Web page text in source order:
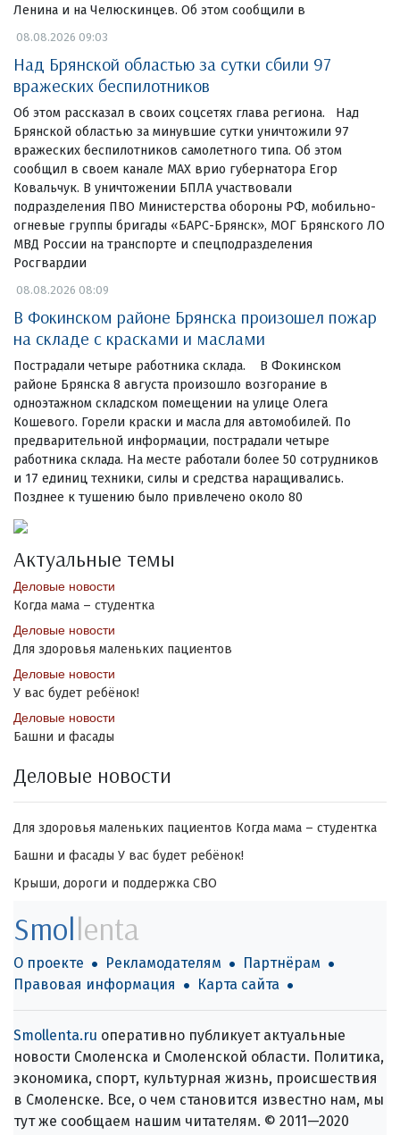
Ленина и на Челюскинцев. Об этом сообщили в
08.08.2026 09:03
Над Брянской областью за сутки сбили 97
вражеских беспилотников
Об этом рассказал в своих соцсетях глава региона. Над
Брянской областью за минувшие сутки уничтожили 97
вражеских беспилотников самолетного типа. Об этом
сообщил в своем канале МАХ врио губернатора Егор
Ковальчук. В уничтожении БПЛА участвовали
подразделения ПВО Министерства обороны РФ, мобильно-
огневые группы бригады «БАРС-Брянск», МОГ Брянского ЛО
МВД России на транспорте и спецподразделения
Росгвардии
08.08.2026 08:09
В Фокинском районе Брянска произошел пожар
на складе с красками и маслами
Пострадали четыре работника склада. В Фокинском
районе Брянска 8 августа произошло возгорание в
одноэтажном складском помещении на улице Олега
Кошевого. Горели краски и масла для автомобилей. По
предварительной информации, пострадали четыре
работника склада. На месте работали более 50 сотрудников
и 17 единиц техники, силы и средства наращивались.
Позднее к тушению было привлечено около 80
Актуальные темы
Деловые новости
Когда мама – студентка
Деловые новости
Для здоровья маленьких пациентов
Деловые новости
У вас будет ребёнок!
Деловые новости
Башни и фасады
Деловые новости
Для здоровья маленьких пациентов Когда мама – студентка
Башни и фасады У вас будет ребёнок!
Крыши, дороги и поддержка СВО
Smollenta
О проекте Рекламодателям
Партнёрам
Правовая информация
Карта сайта
Smollenta.ru оперативно публикует актуальные
новости Смоленска и Смоленской области. Политика,
экономика, спорт, культурная жизнь, происшествия
в Смоленске. Все, о чем становится известно нам, мы
тут же сообщаем нашим читателям. © 2011—2020